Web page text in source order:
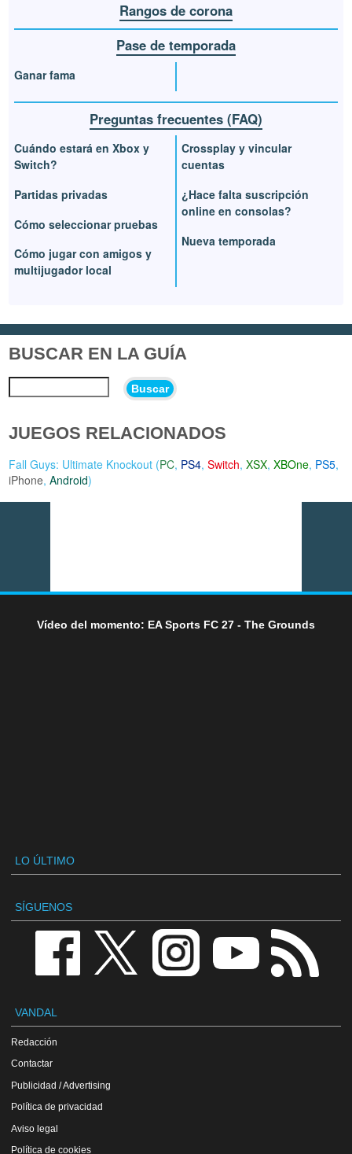
Rangos de corona
Pase de temporada
Ganar fama
Preguntas frecuentes (FAQ)
Cuándo estará en Xbox y
Switch?
Partidas privadas
Cómo seleccionar pruebas
Cómo jugar con amigos y
multijugador local
Crossplay y vincular
cuentas
¿Hace falta suscripción
online en consolas?
Nueva temporada
BUSCAR EN LA GUÍA
Buscar
JUEGOS RELACIONADOS
Fall Guys: Ultimate Knockout (PC, PS4,Switch,XSX,XBOne, PS5,
iPhone,Android)
Vídeo del momento: EA Sports FC 27 - The Grounds
LO ÚLTIMO
SÍGUENOS
VANDAL
Redacción
Contactar
Publicidad / Advertising
Política de privacidad
Aviso legal
Política de cookies